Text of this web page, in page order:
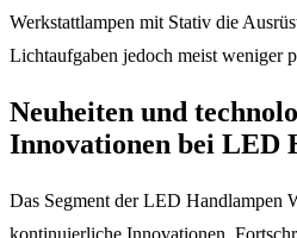
Werkstattlampen mit Stativ die
Lichtaufgaben jedoch meist weniger
Neuheiten und
Innovationen bei LED
Das Segment der LED Handlampen
kontinuierliche Innovationen.